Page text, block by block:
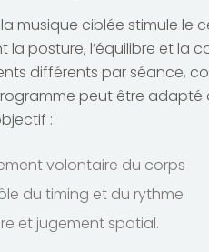
musique ciblée stimule le
la posture, l’équilibre et la
différents par séance,
peut être
:
volontaire du corps
du timing et du rythme
et jugement spatial.